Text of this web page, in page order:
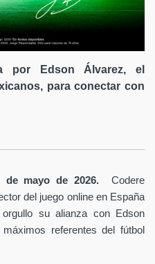
por Edson Álvarez, el
para conectar con
de mayo de 2026. Codere
del juego online en España
su alianza con Edson
referentes del fútbol